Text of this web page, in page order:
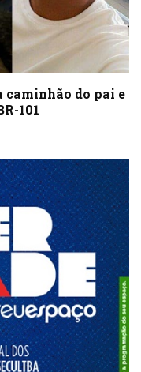
caminhão do pai e
101